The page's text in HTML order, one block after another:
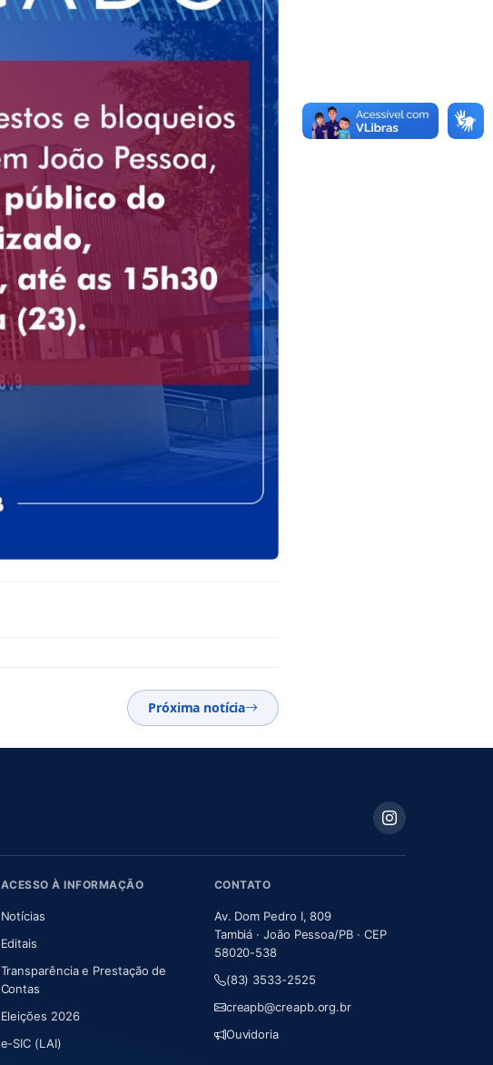
Próxima notícia
ACESSO À INFORMAÇÃO
Notícias
Editais
Transparência e Prestação de
Contas
Eleições 2026
e-SIC (LAI)
CONTATO
Av. Dom Pedro I, 809
Tambiá · João Pessoa/PB · CEP
58020-538
(83) 3533-2525
creapb@creapb.org.br
Ouvidoria